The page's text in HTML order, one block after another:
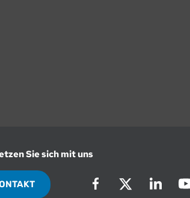
Sie sich mit uns